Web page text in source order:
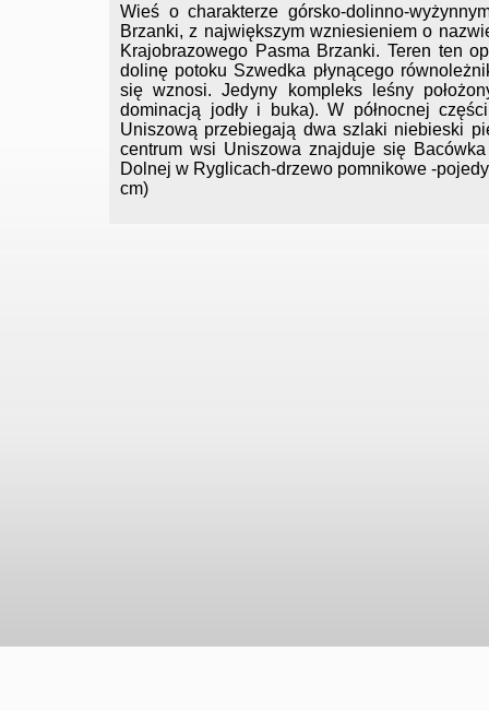
Wieś o charakterze górsko-dolinno-
Brzanki, z największym wzniesieniem o
Krajobrazowego Pasma Brzanki. Teren ten
dolinę potoku Szwedka płynącego
się wznosi. Jedyny kompleks leśny
dominacją jodły i buka). W północnej
Uniszową przebiegają dwa szlaki niebieski
centrum wsi Uniszowa znajduje się
Dolnej w Ryglicach-drzewo pomnikowe -
cm)